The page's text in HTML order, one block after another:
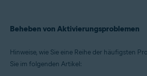
Beheben von Aktivierungsproblemen
Hinweise, wie Sie eine Reihe der häufigsten
Sie im folgenden Artikel: